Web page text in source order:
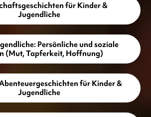
für Kinder &
Jugendliche
Persönliche und soziale
(Mut, Tapferkeit, Hoffnung)
für Kinder &
Jugendliche